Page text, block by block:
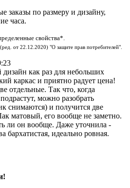
заказы по размеру и дизайну,
часа.
свойства*.
от 22.12.2020) "О защите прав потребителей".
как раз для небольших
каркас и приятно радует цена!
отдельные. Так что, когда
можно разобрать
снимаются) и получится две
матовый, его вообще не заметно.
ли он вообще. Даже уточнила -
бархатистая, идеально ровная.